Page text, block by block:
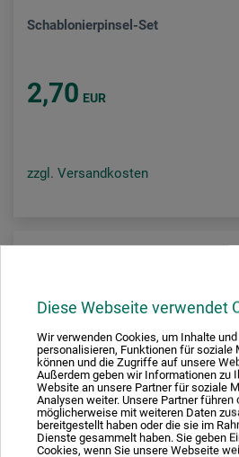
Diese Webseite verwendet
Wir verwenden Cookies, um Inhalte
personalisieren, Funktionen für soziale
können und die Zugriffe auf unsere
Außerdem geben wir Informationen zu
Website an unsere Partner für soziale
Analysen weiter. Unsere Partner
möglicherweise mit weiteren Daten
bereitgestellt haben oder die sie im
Dienste gesammelt haben. Sie geben
Cookies, wenn Sie unsere Webseite
Schablonierpinsel-Set
2,70 EUR
zzgl. Versandkosten